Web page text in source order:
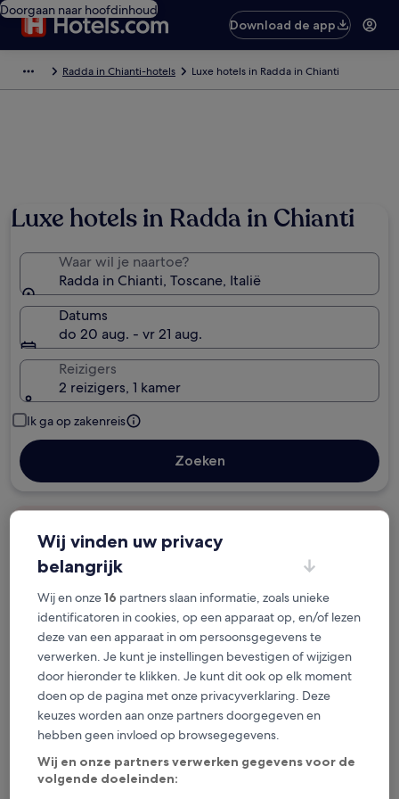
Doorgaan naar hoofdinhoud
Download de app
Radda in Chianti-hotels Luxe hotels in Radda in Chianti
Luxe hotels in Radda in Chianti
Waar wil je naartoe?
Radda in Chianti, Toscane, Italië
Datums
do 20 aug. - vr 21 aug.
Reizigers
2 reizigers, 1 kamer
Ik ga op zakenreis
Zoeken
Gratis annuleringsopties als je plannen
veranderen
Verzamel beloningen voor elke nacht van je
verblijf
Bespaar meer met ledenprijzen
Bekijk de prijzen voor deze datums
Vandaag
Wij vinden uw privacy
belangrijk
Wij en onze16 partners slaan informatie, zoals unieke
identificatoren in cookies, op een apparaat op, en/of lezen
deze van een apparaat in om persoonsgegevens te
verwerken. Je kunt je instellingen bevestigen of wijzigen
door hieronder te klikken. Je kunt dit ook op elk moment
doen op de pagina met onze privacyverklaring. Deze
keuzes worden aan onze partners doorgegeven en
hebben geen invloed op browsegegevens.
Wij en onze partners verwerken gegevens voor de
volgende doeleinden: